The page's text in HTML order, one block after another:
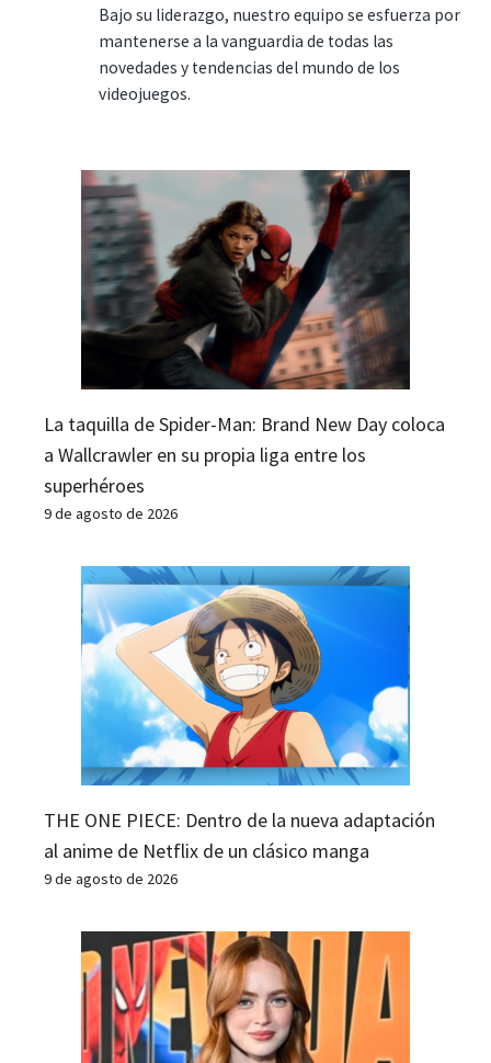
Bajo su liderazgo, nuestro equipo se esfuerza por
mantenerse a la vanguardia de todas las
novedades y tendencias del mundo de los
videojuegos.
La taquilla de Spider-Man: Brand New Day coloca
a Wallcrawler en su propia liga entre los
superhéroes
9 de agosto de 2026
THE ONE PIECE: Dentro de la nueva adaptación
al anime de Netflix de un clásico manga
9 de agosto de 2026